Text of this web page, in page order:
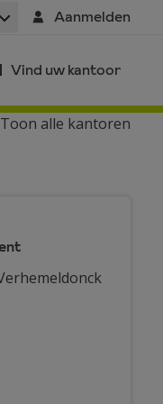
Aanmelden
Vind uw kantoor
Toon alle kantoren